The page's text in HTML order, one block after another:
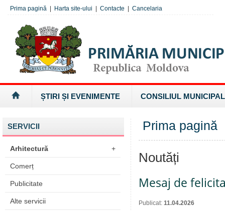
Prima pagină Harta site-ului Contacte Cancelaria
ȘTIRI ȘI EVENIMENTE CONSILIUL MUNICIPAL
SERVICII
Arhitectură +
Comerț
Publicitate
Alte servicii
Prima pagină
Noutăți
Mesaj de
Publicat: 11.04.2026